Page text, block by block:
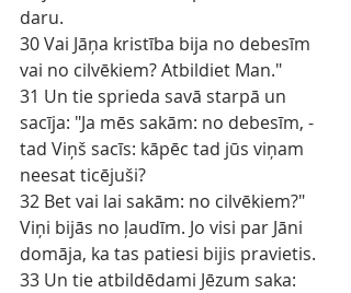
daru.
30 Vai Jāņa kristība bija no debesīm
vai no cilvēkiem? Atbildiet Man."
31 Un tie sprieda savā starpā un
sacīja: "Ja mēs sakām: no debesīm, -
tad Viņš sacīs: kāpēc tad jūs viņam
neesat ticējuši?
32 Bet vai lai sakām: no cilvēkiem?"
Viņi bijās no ļaudīm. Jo visi par Jāni
domāja, ka tas patiesi bijis pravietis.
33 Un tie atbildēdami Jēzum saka: